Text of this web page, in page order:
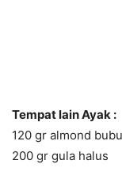
Tempat lain Ayak :
120 gr almond
200 gr gula halus